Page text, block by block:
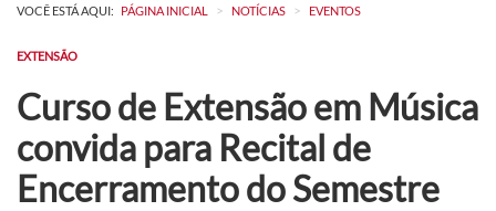
VOCÊ ESTÁ AQUI: PÁGINA INICIAL > NOTÍCIAS > EVENTOS
EXTENSÃO
Curso de Extensão em Música
convida para Recital de
Encerramento do Semestre